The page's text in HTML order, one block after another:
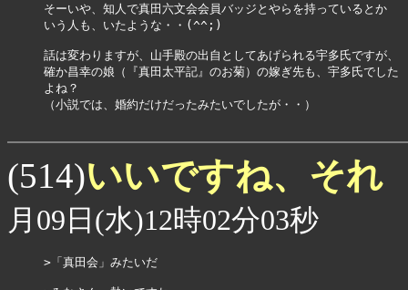
そーいや、知人で真田六文会会員バッジとやらを持っているとか
いう人も、いたような・・(^^;)
話は変わりますが、山手殿の出自としてあげられる宇多氏ですが、
確か昌幸の娘（『真田太平記』のお菊）の嫁ぎ先も、宇多氏でした
よね？
（小説では、婚約だけだったみたいでしたが・・）
(514)いいですね、それ
月09日(水)12時02分03秒
>「真田会」みたいだ